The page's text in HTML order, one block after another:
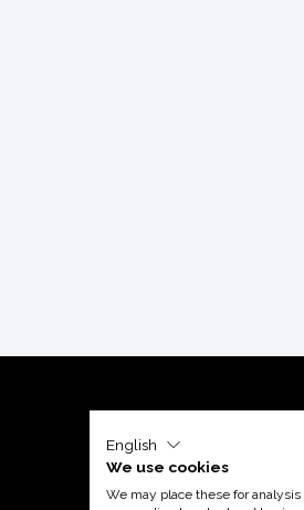
English
We use cookies
We may place these for